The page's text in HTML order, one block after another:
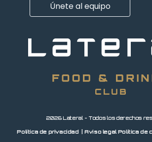
Únete al equipo
2026 Lateral - Todos los derechos
Política de privacidad Aviso legal Política de